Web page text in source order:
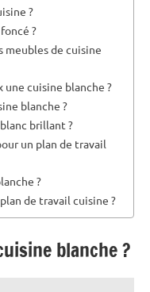
?
?
meubles de cuisine
cuisine blanche ?
blanche ?
brillant ?
un plan de travail
?
de travail cuisine ?
blanche ?